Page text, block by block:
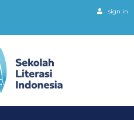
sign in